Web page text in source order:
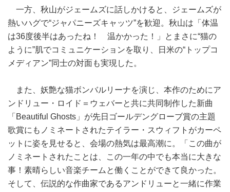
一方、秋山がジェームズに話しかけると、ジェームズが
熱いハグで“ジャパニーズキャッツ”を歓迎。秋山は「体温
は36度後半はあったね！ 温かかった！」とまさに“猫の
ように”肌でコミュニケーションを取り、日米の“トップコ
メディアン”同士の対面も実現した。
また、妖艶な猫ボンバルリーナを演じ、本作のためにア
ンドリュー・ロイド＝ウェバーと共に共同制作した新曲
「Beautiful Ghosts」が先日ゴールデングローブ賞の主題
歌賞にもノミネートされたテイラー・スウィフトがカーペ
ットに姿を見せると、会場の熱気は最高潮に。「この曲が
ノミネートされたことは、この一年の中でも本当に大きな
事！素晴らしい音楽チームと働くことができて良かった。
そして、伝説的な作曲家であるアンドリューと一緒に作業